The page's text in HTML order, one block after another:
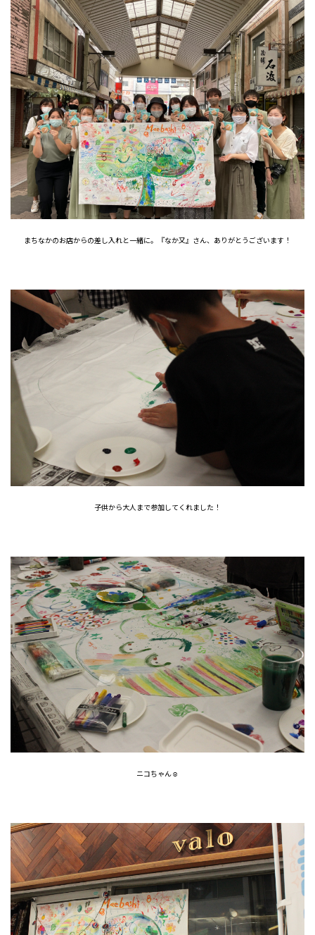
まちなかのお店からの差し入れと一緒に。『なか又』さん、ありがとうございます！
子供から大人まで参加してくれました！
ニコちゃん☺︎